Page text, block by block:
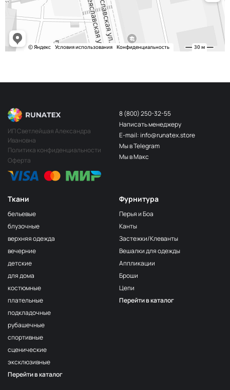
Ткани
бельевые
блузочные
верхняя одежда
вечерние
детские
для дома
костюмные
плательные
подкладочные
рубашечные
спортивные
сценические
эксклюзивные
Перейти в каталог
Фурнитура
Перья и Боа
Канты
Застежки/Клеванты
Вешалки для одежды
Аппликации
Броши
Цепи
Перейти в каталог
ИП Светлейшая Александра
Ивановна
Политика конфиденциальности
Оферта
8 (800) 250-32-55
Написать менеджеру
E-mail: info@runatex.store
Мы в Telegram
Мы в Макс